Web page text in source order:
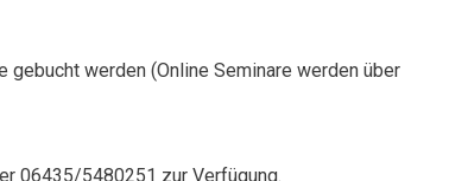
werden (Online Seminare werden über
06435/5480251 zur Verfügung.